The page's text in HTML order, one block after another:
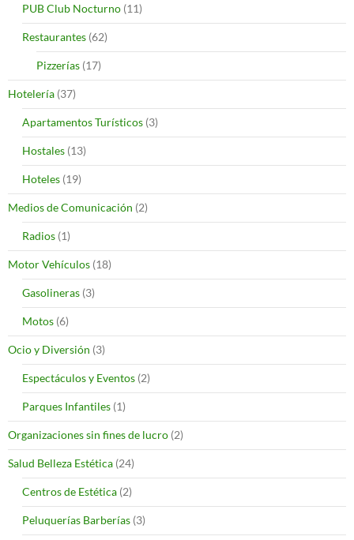
PUB Club Nocturno (11)
Restaurantes (62)
Pizzerías (17)
Hotelería (37)
Apartamentos Turísticos (3)
Hostales (13)
Hoteles (19)
Medios de Comunicación (2)
Radios (1)
Motor Vehículos (18)
Gasolineras (3)
Motos (6)
Ocio y Diversión (3)
Espectáculos y Eventos (2)
Parques Infantiles (1)
Organizaciones sin fines de lucro (2)
Salud Belleza Estética (24)
Centros de Estética (2)
Peluquerías Barberías (3)